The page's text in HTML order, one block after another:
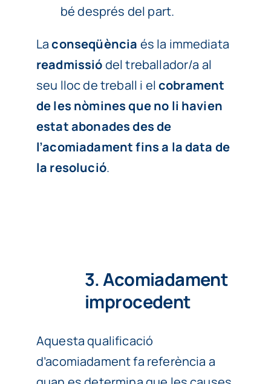
bé després del part.
Laconseqüència és la immediata
readmissiódel treballador/a al
seu lloc de treball i el cobrament
de les nòmines que no li havien
estat abonades des de
l’acomiadament fins a la data de
la resolució.
3. Acomiadament
improcedent
Aquesta qualificació
d’acomiadament fa referència a